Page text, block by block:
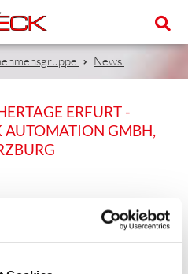
News
ERFURT -
AUTOMATION GMBH,